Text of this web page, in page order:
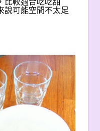
說可能空間不太足